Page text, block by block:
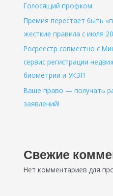
Голосящий профком
Премия перестает быть
жесткие правила с июля
Росреестр совместно с
сервис регистрации
биометрии и УКЭП
Ваше право — получать
заявлений!
Свежие
Нет комментариев для